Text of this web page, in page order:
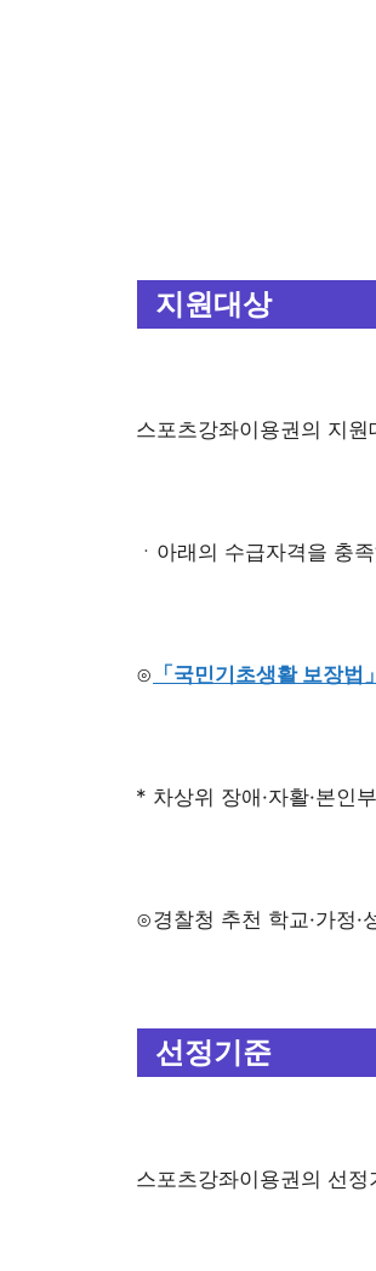
지원대상
스포츠강좌이용권의 지
ㆍ아래의 수급자격을 충
⊙ 「국민기초생활 보장법」
* 차상위 장애·자활·본인
⊙경찰청 추천 학교·가정·
선정기준
스포츠강좌이용권의 선